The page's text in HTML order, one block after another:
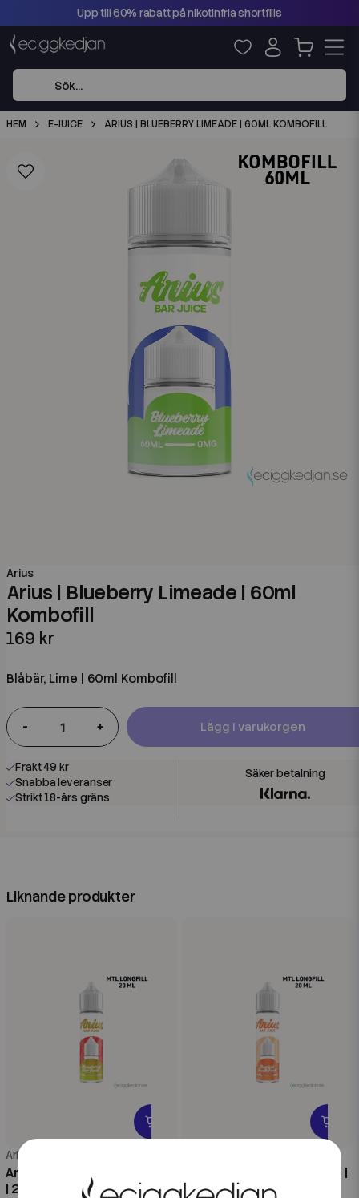
Upp till60% rabatt på nikotinfria shortfills
HEM E-JUICE ARIUS | BLUEBERRY LIMEADE | 60ML KOMBOFILL
Arius
Arius | Blueberry Limeade | 60ml
Kombofill
169 kr
Blåbär, Lime | 60ml Kombofill
- + Lägg i varukorgen
Frakt 49 kr
Snabba leveranser
Strikt 18-års gräns
Liknande produkter
Arius
Arius | Strawberry Kiwi Frost
| 20ml Longfill
Arius | Tropical Fruits Frost |
20ml Longfill